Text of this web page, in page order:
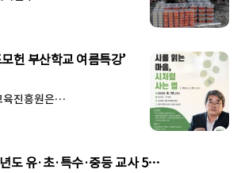
헌 부산학교 여름특강’
육진흥원은…
도 유·초·특수·중등 교사 5…